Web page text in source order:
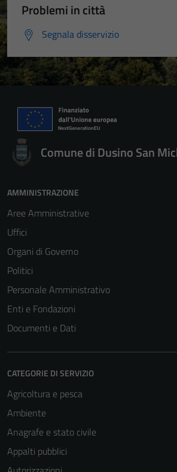
Problemi in città
Segnala disservizio
Comune di Dusino San
AMMINISTRAZIONE
Aree Amministrative
Uffici
Organi di Governo
Politici
Personale Amministrativo
Enti e Fondazioni
Documenti e Dati
CATEGORIE DI SERVIZIO
Agricoltura e pesca
Ambiente
Anagrafe e stato civile
Appalti pubblici